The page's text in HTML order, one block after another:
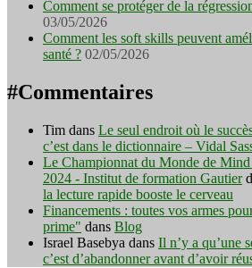
Comment se protéger de la
03/05/2026
Comment les soft skills peuvent
santé ? 02/05/2026
#Commentaires
Tim dans Le seul endroit où le
c’est dans le dictionnaire – Vidal
Le Championnat du Monde de
2024 - Institut de formation Gautier
la lecture rapide booste le cerveau
Financements : toutes vos armes
prime" dans Blog
Israel Basebya dans Il n’y a qu’une
c’est d’abandonner avant d’avoir